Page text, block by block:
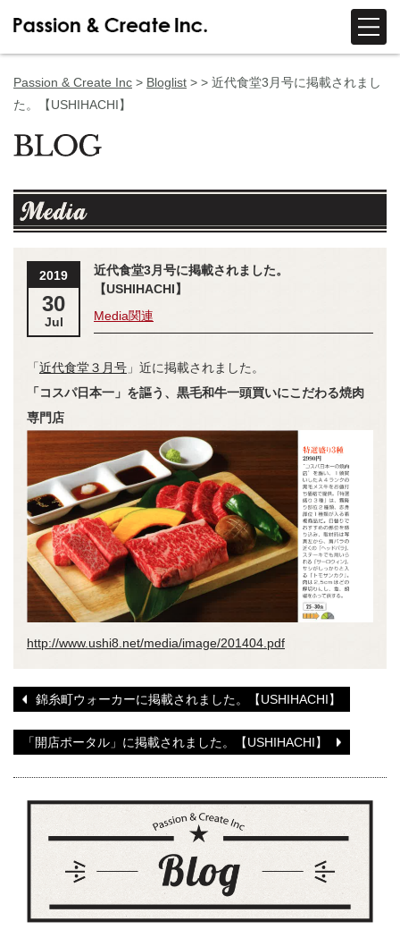
Passion & Create Inc > Bloglist > > 近代食堂3月号に掲載されまし
た。【USHIHACHI】
2019
30
Jul
近代食堂3月号に掲載されました。
【USHIHACHI】
Media関連
「近代食堂３月号 」近に掲載されました。
「コスパ日本一」を謳う、黒毛和牛一頭買いにこだわる焼肉
専門店
http://www.ushi8.net/media/image/201404.pdf
錦糸町ウォーカーに掲載されました。【USHIHACHI】
「開店ポータル」に掲載されました。【USHIHACHI】